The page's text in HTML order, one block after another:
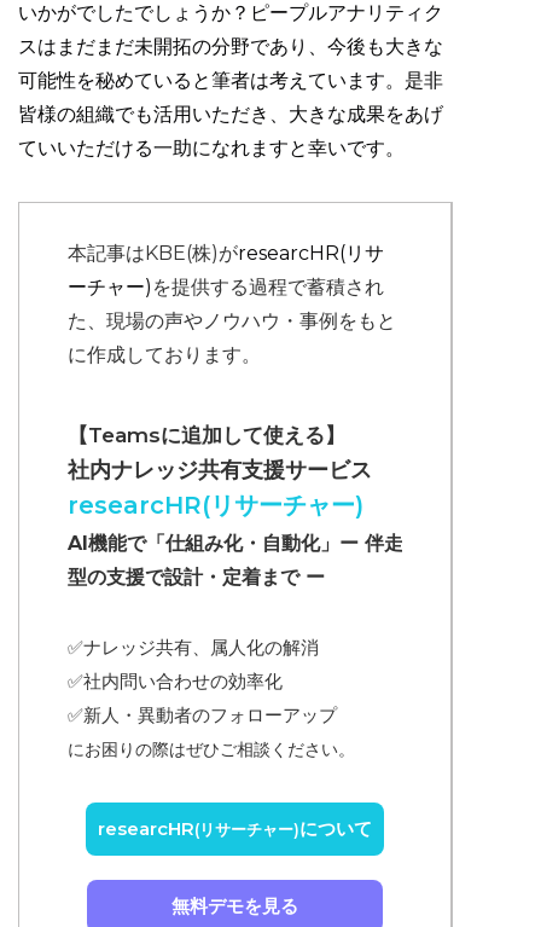
いかがでしたでしょうか？ピープルアナリティク
スはまだまだ未開拓の分野であり、今後も大きな
可能性を秘めていると筆者は考えています。是非
皆様の組織でも活用いただき、大きな成果をあげ
ていいただける一助になれますと幸いです。
本記事はKBE(株)がresearcHR(リサ
ーチャー) を提供する過程で蓄積され
た、現場の声やノウハウ・事例をもと
に作成しております。
【Teamsに追加して使える】
社内ナレッジ共有支援サービス
researcHR(リサーチャー)
AI機能で「仕組み化・自動化」ー 伴走
型の支援で設計・定着まで ー
✅ナレッジ共有、属人化の解消
✅社内問い合わせの効率化
✅新人・異動者のフォローアップ
にお困りの際はぜひご相談ください。
researcHR(リサーチャー)について
無料デモを見る